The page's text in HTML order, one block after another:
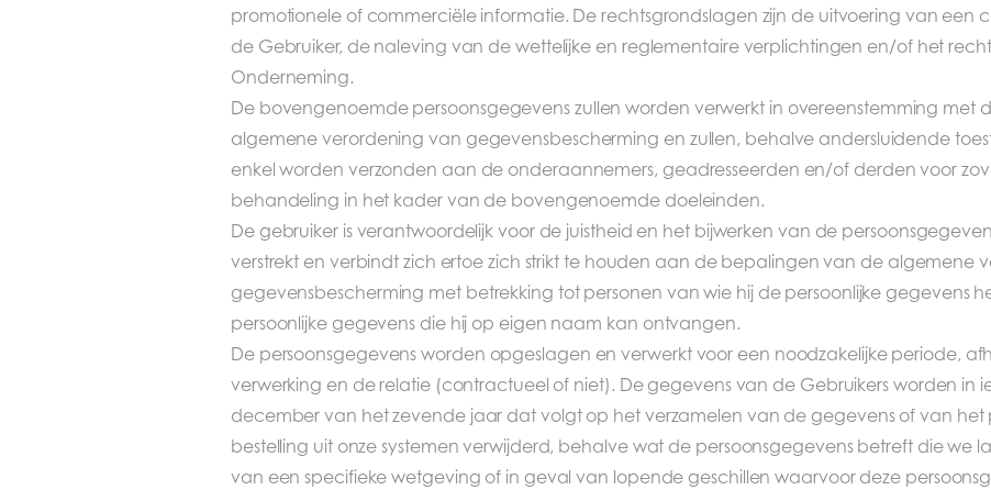
promotionele of commerciële informatie. De rechtsgrondslagen zijn de uitvoering van een
de Gebruiker, de naleving van de wettelijke en reglementaire verplichtingen en/of het
Onderneming.
De bovengenoemde persoonsgegevens zullen worden verwerkt in overeenstemming met
algemene verordening van gegevensbescherming en zullen, behalve andersluidende
enkel worden verzonden aan de onderaannemers, geadresseerden en/of derden voor
behandeling in het kader van de bovengenoemde doeleinden.
De gebruiker is verantwoordelijk voor de juistheid en het bijwerken van de
verstrekt en verbindt zich ertoe zich strikt te houden aan de bepalingen van de algemene
gegevensbescherming met betrekking tot personen van wie hij de persoonlijke gegevens
persoonlijke gegevens die hij op eigen naam kan ontvangen.
De persoonsgegevens worden opgeslagen en verwerkt voor een noodzakelijke periode,
verwerking en de relatie (contractueel of niet). De gegevens van de Gebruikers worden in
december van het zevende jaar dat volgt op het verzamelen van de gegevens of van het
bestelling uit onze systemen verwijderd, behalve wat de persoonsgegevens betreft die we
van een specifieke wetgeving of in geval van lopende geschillen waarvoor deze